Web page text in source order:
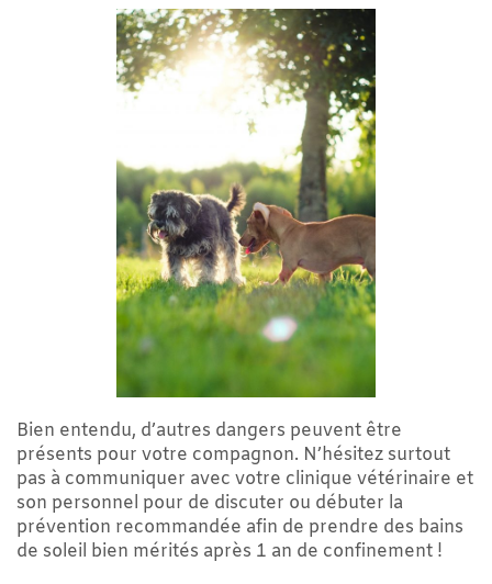
Bien entendu, d’autres dangers peuvent être
présents pour votre compagnon. N’hésitez surtout
pas à communiquer avec votre clinique vétérinaire et
son personnel pour de discuter ou débuter la
prévention recommandée afin de prendre des bains
de soleil bien mérités après 1 an de confinement !